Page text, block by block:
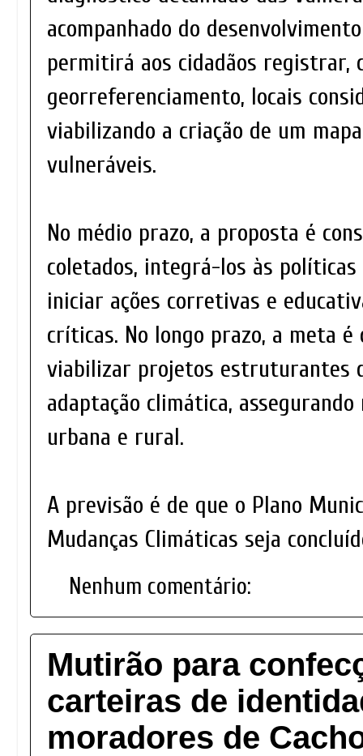
acompanhado do
permitirá aos cidadãos registrar,
georreferenciamento, locais
viabilizando a criação de um
vulneráveis.
No médio prazo, a proposta é
coletados, integrá-los às
iniciar ações corretivas e
críticas. No longo prazo, a meta
viabilizar projetos estruturantes
adaptação climática,
urbana e rural.
A previsão é de que o Plano
Mudanças Climáticas seja
Nenhum comentário:
Mutirão para
carteiras de
moradores de